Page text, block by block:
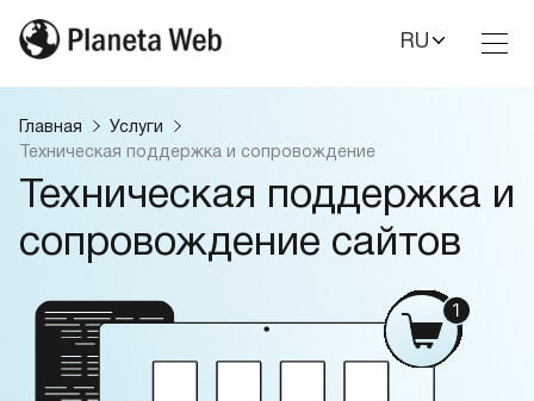
RU
Главная
Услуги
Техническая поддержка и сопровождение
Техническая поддержка и
сопровождение сайтов